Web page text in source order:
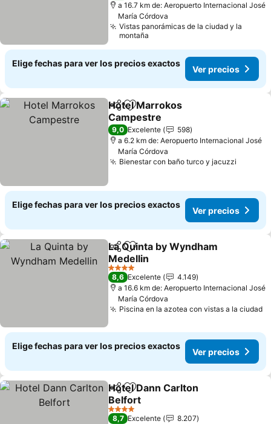
a 16.7 km de: Aeropuerto Internacional José
María Córdova
Vistas panorámicas de la ciudad y la
montaña
Elige fechas para ver los precios exactos
Ver precios
CompartirAgregar a favoritos
Hotel Marrokos
Campestre
Ver precios
9,0 Excelente
598
a 6.2 km de: Aeropuerto Internacional José
María Córdova
Bienestar con baño turco y jacuzzi
Elige fechas para ver los precios exactos
Ver precios
CompartirAgregar a favoritos
La Quinta by Wyndham
Medellin
Ver precios
4 Estrellas
8,6 Excelente
4.149
a 16.6 km de: Aeropuerto Internacional José
María Córdova
Piscina en la azotea con vistas a la ciudad
Elige fechas para ver los precios exactos
Ver precios
CompartirAgregar a favoritos
Hotel Dann Carlton
Belfort
Ver precios
4 Estrellas
8,7 Excelente
8.207